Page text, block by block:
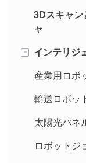
ドローンク
UAVバッテ
3Dスキャン
ャ
- インテリジ
産業用ロボ
輸送ロボッ
太陽光パネ
ロボットジ